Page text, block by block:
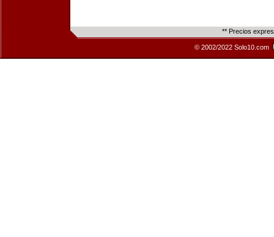
** Precios
© 2002/2022 Solo10.com